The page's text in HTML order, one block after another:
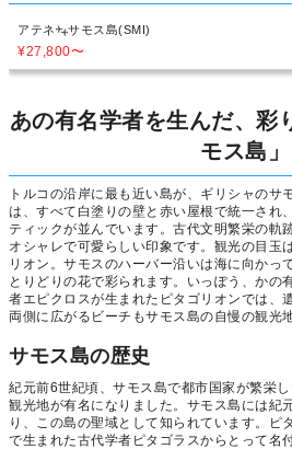
アテネ サモス島(SMI)
¥27,800〜
あの有名学者を生んだ、彩
モス島」
トルコの沿岸に最も近い島が、ギリシャのサ
は、すべて白塗りの壁と赤い屋根で統一され
ティックが並んでいます。古代文明繁栄の軌
オシャレで可愛らしい印象です。観光の目玉
リオン。サモスのハーバー沿いは海に向かっ
とりどりの花で彩られます。いっぽう、かの
者エピクロスが生まれたピタゴリオンでは、
両側に広がるビーチもサモス島の自慢の観光
サモス島の歴史
紀元前6世紀頃、サモス島で都市国家が繁栄
観光地が有名になりました。サモス島には紀
り、この島の聖域として知られています。ピ
で生まれた古代学者ピタゴラスからとって名